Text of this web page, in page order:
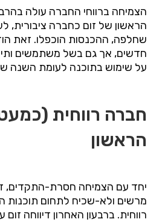
הצמיחה ברווחי החברה עולה
הראשון של זום כחברה ציבורית,
שחלפה, ההכנסות הוכפלו. זאת
חדשים, אך גם בשל משתמשים
על שימוש בתוכנה לעומת השנה
חברה רווחית
הראשון
יחד עם הצמיחה חסרת-התקדים,
מרשים ולא-שכיח לתחום
רווחית. ברבעון האחרון דיווחה